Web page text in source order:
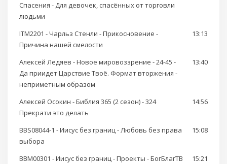
Спасения - Для девочек, спасённых от торговли
людьми
ITM2201 - Чарльз Стенли - Прикосновение -
Причина нашей смелости
13:13
Алексей Ледяев - Новое мировоззрение - 24-45 -
Да приидет Царствие Твоё. Формат вторжения -
неприметным образом
13:40
Алексей Осокин - Библия 365 (2 сезон) - 324
Прекрати это делать
14:56
BBS08044-1 - Иисус без границ - Любовь без права
выбора
15:08
BBM00301 - Иисус без границ - Проекты - БогБлагТВ
15:21